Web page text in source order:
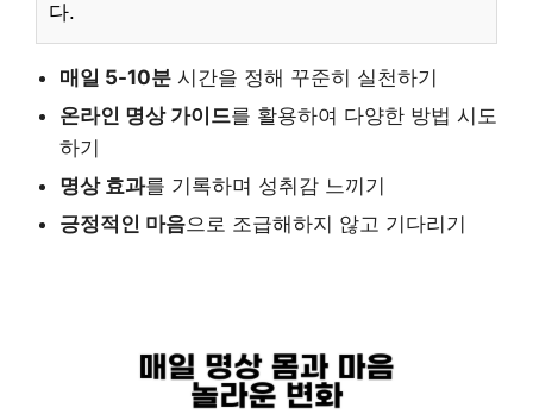
다.
매일 5-10분 시간을 정해 꾸준히 실천하기
온라인 명상 가이드를 활용하여 다양한 방법 시도
하기
명상 효과를 기록하며 성취감 느끼기
긍정적인 마음으로 조급해하지 않고 기다리기